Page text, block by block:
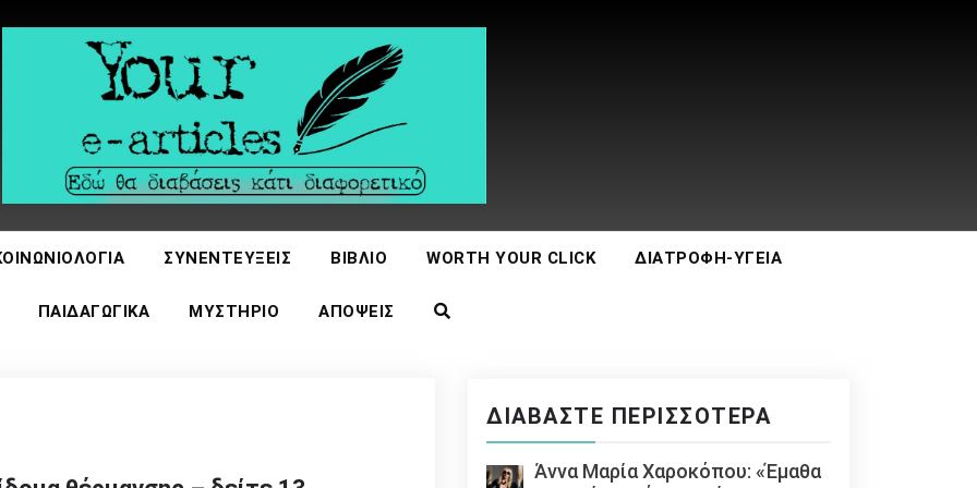
ΣΥΝΕΝΤΕΎΞΕΙΣ ΒΙΒΛΊΟ WORTH YOUR CLICK ΔΙΑΤΡΟΦΉ-ΥΓΕΊΑ
ΠΑΙΔΑΓΩΓΙΚΆ ΜΥΣΤΉΡΙΟ ΑΠΌΨΕΙΣ
ΔΙΑΒΆΣΤΕ ΠΕΡΙΣΣΌΤΕΡΑ
Άννα Μαρία Χαροκόπου: «Έμαθα